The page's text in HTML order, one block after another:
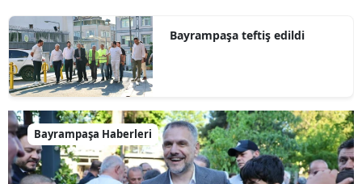
Bayrampaşa teftiş edildi
Bayrampaşa Haberleri